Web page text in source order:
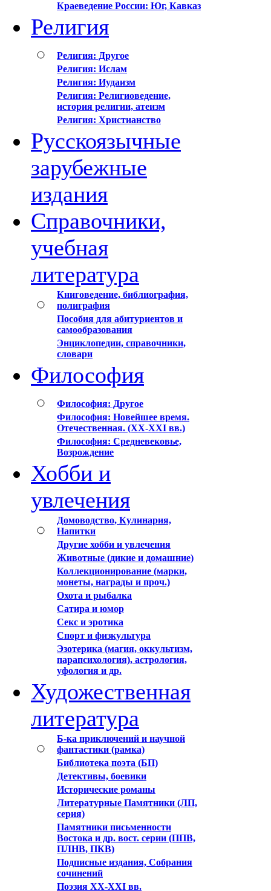
Краеведение России: Юг, Кавказ
Религия
Религия: Другое
Религия: Ислам
Религия: Иудаизм
Религия: Религиоведение,
история религии, атеизм
Религия: Христианство
Русскоязычные
зарубежные
издания
Справочники,
учебная
литература
Книговедение, библиография,
полиграфия
Пособия для абитуриентов и
самообразования
Энциклопедии, справочники,
словари
Философия
Философия: Другое
Философия: Новейшее время.
Отечественная. (XX-XXI вв.)
Философия: Средневековье,
Возрождение
Хобби и
увлечения
Домоводство, Кулинария,
Напитки
Другие хобби и увлечения
Животные (дикие и домашние)
Коллекционирование (марки,
монеты, награды и проч.)
Охота и рыбалка
Сатира и юмор
Секс и эротика
Спорт и физкультура
Эзотерика (магия, оккультизм,
парапсихология), астрология,
уфология и др.
Художественная
литература
Б-ка приключений и научной
фантастики (рамка)
Библиотека поэта (БП)
Детективы, боевики
Исторические романы
Литературные Памятники (ЛП,
серия)
Памятники письменности
Востока и др. вост. серии (ППВ,
ПЛНВ, ПКВ)
Подписные издания, Собрания
сочинений
Поэзия XX-XXI вв.